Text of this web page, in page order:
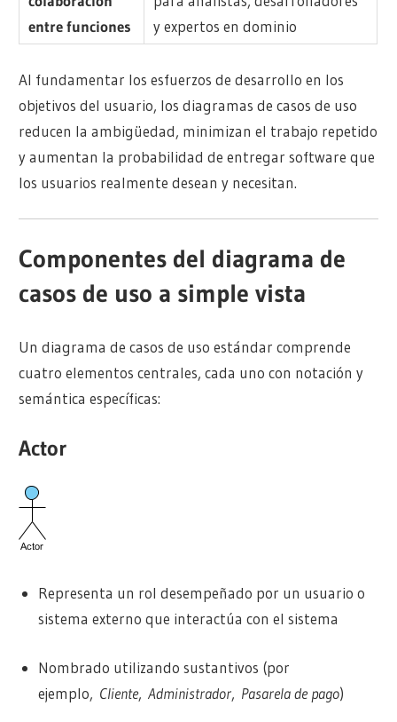
entre funciones
y expertos en dominio
Al fundamentar los esfuerzos de desarrollo en los
objetivos del usuario, los diagramas de casos de uso
reducen la ambigüedad, minimizan el trabajo repetido
y aumentan la probabilidad de entregar software que
los usuarios realmente desean y necesitan.
Componentes del diagrama de
casos de uso a simple vista
Un diagrama de casos de uso estándar comprende
cuatro elementos centrales, cada uno con notación y
semántica específicas:
Actor
Representa un rol desempeñado por un usuario o
sistema externo que interactúa con el sistema
Nombrado utilizando sustantivos (por
ejemplo, Cliente, Administrador, Pasarela de pago)